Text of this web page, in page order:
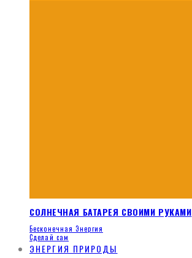
СОЛНЕЧНАЯ БАТАРЕЯ СВОИМИ РУКАМИ
Бесконечная Энергия
Сделай сам
ЭНЕРГИЯ ПРИРОДЫ